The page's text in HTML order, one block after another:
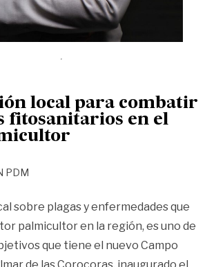
local para combatir
fitosanitarios en el
PDM
sobre plagas y enfermedades que
palmicultor en la región, es uno de
que tiene el nuevo Campo